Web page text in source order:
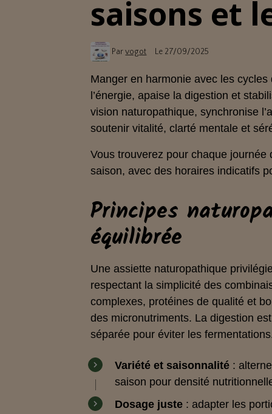
saisons et
Parvogot Le 27/09/2025
Manger en harmonie avec les
l’énergie, apaise la digestion et
vision naturopathique, synchronise
soutenir vitalité, clarté mentale et
Vous trouverez pour chaque
saison, avec des horaires indicatifs
Principes
équilibrée
Une assiette naturopathique
respectant la simplicité des
complexes, protéines de qualité et
des micronutriments. La digestion
séparée pour éviter les
Variété et saisonnalité :
saison pour densité
Dosage juste : adapter les